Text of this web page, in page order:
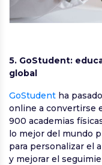
5. GoStudent:
global
GoStudent ha
online a convertirse
900 academias
lo mejor del mundo
para personalizar el
y mejorar el